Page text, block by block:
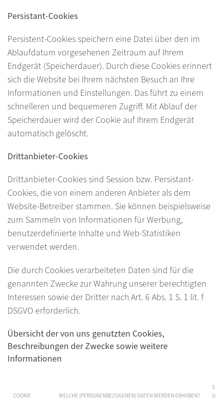
Persistant-Cookies
Persistent-Cookies speichern eine Datei über den im
Ablaufdatum vorgesehenen Zeitraum auf Ihrem
Endgerät (Speicherdauer). Durch diese Cookies erinnert
sich die Website bei Ihrem nächsten Besuch an Ihre
Informationen und Einstellungen. Das führt zu einem
schnelleren und bequemeren Zugriff. Mit Ablauf der
Speicherdauer wird der Cookie auf Ihrem Endgerät
automatisch gelöscht.
Drittanbieter-Cookies
Drittanbieter-Cookies sind Session bzw. Persistant-
Cookies, die von einem anderen Anbieter als dem
Website-Betreiber stammen. Sie können beispielsweise
zum Sammeln von Informationen für Werbung,
benutzerdefinierte Inhalte und Web-Statistiken
verwendet werden.
Die durch Cookies verarbeiteten Daten sind für die
genannten Zwecke zur Wahrung unserer berechtigten
Interessen sowie der Dritter nach Art. 6 Abs. 1 S. 1 lit. f
DSGVO erforderlich.
Übersicht der von uns genutzten Cookies,
Beschreibungen der Zwecke sowie weitere
Informationen
COOKIE WELCHE (PERSONENBEZOGENEN) DATEN WERDEN ERHOBEN?